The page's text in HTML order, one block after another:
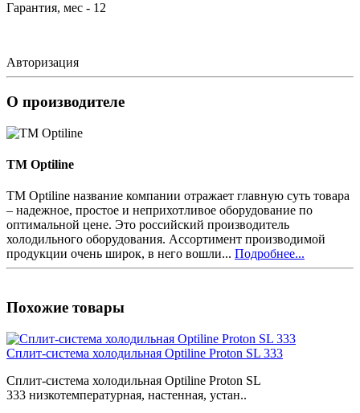
Гарантия, мес - 12
Авторизация
О производителе
TM Optiline
TM Optiline название компании отражает главную суть товара
– надежное, простое и неприхотливое оборудование по
оптимальной цене. Это российский производитель
холодильного оборудования. Ассортимент производимой
продукции очень широк, в него вошли... Подробнее...
Похожие товары
Сплит-система холодильная Optiline Proton SL 333
Сплит-система холодильная Optiline Proton SL
333 низкотемпературная, настенная, устан..